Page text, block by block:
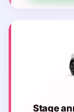
Stage